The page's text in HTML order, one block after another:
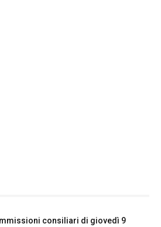
consiliari di giovedì 9